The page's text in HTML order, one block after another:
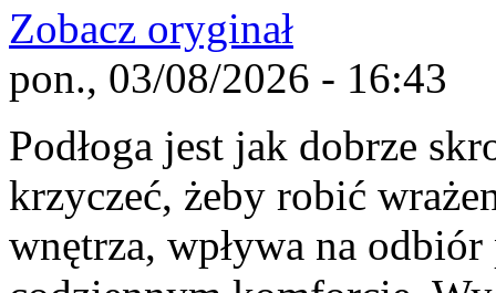
Zobacz oryginał
pon., 03/08/2026 - 16:43
Podłoga jest jak dobrze
krzyczeć, żeby robić
wnętrza, wpływa na